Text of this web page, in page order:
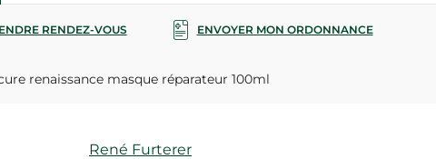
RENDEZ-VOUS ENVOYER MON ORDONNANCE
renaissance masque réparateur 100ml
Marque
René Furterer